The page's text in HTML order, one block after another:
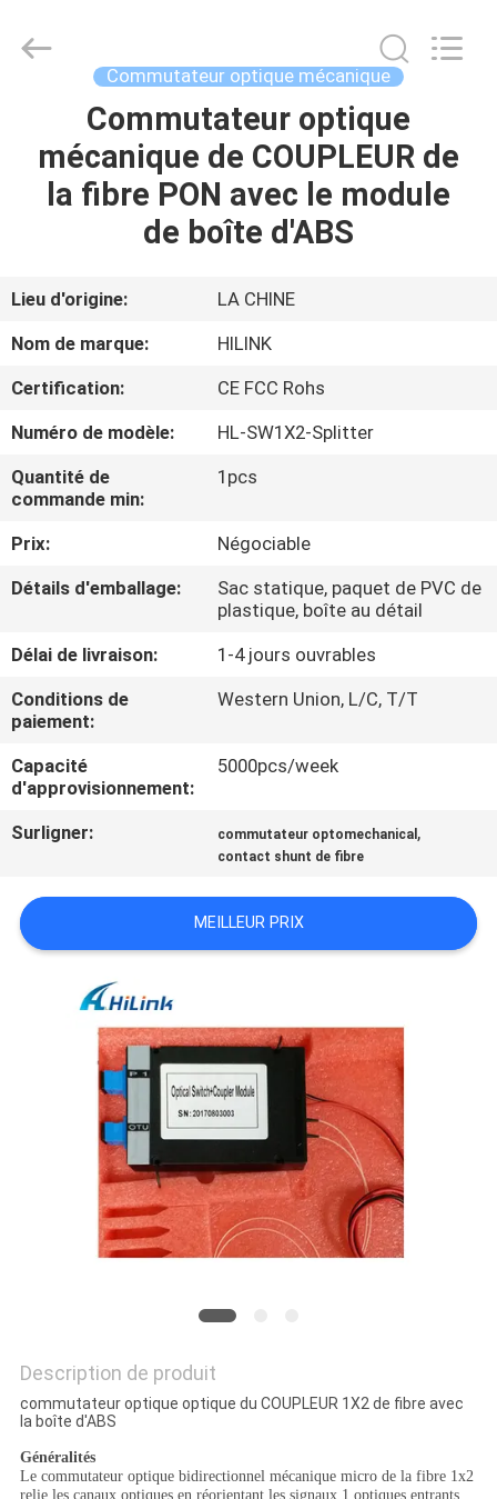
MAISON
À
PROPOS
NOUS
DE
L'USINE
CONTRÔLE
DE
LA
QUALITÉ
NOUS
CONTACTER
NOUVELLES
AFFAIRES
DEMANDEZ
UN DEVIS
POLITIQUE
DE
CONFIDENTIALITÉ
HiLink
Technology
Commutateur optique mécanique
Commutateur optique
mécanique de COUPLEUR de
la fibre PON avec le module
de boîte d'ABS
Lieu d'origine:
LA CHINE
Nom de marque:
HILINK
Certification:
CE FCC Rohs
Numéro de modèle:
HL-SW1X2-Splitter
Quantité de
commande min:
1pcs
Prix:
Négociable
Détails d'emballage:
Sac statique, paquet de PVC de
plastique, boîte au détail
Délai de livraison:
1-4 jours ouvrables
Conditions de
paiement:
Western Union, L/C, T/T
Capacité
d'approvisionnement:
5000pcs/week
Surligner: commutateur optomechanical ,
contact shunt de fibre
MEILLEUR PRIX
Description de produit
commutateur optique optique du COUPLEUR 1X2 de fibre avec
la boîte d'ABS
Généralités
Le commutateur optique bidirectionnel mécanique micro de la fibre 1x2
relie les canaux optiques en réorientant les signaux 1 optiques entrants